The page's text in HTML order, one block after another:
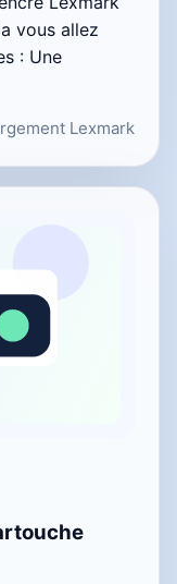
vous allez
: Une
Lexmark